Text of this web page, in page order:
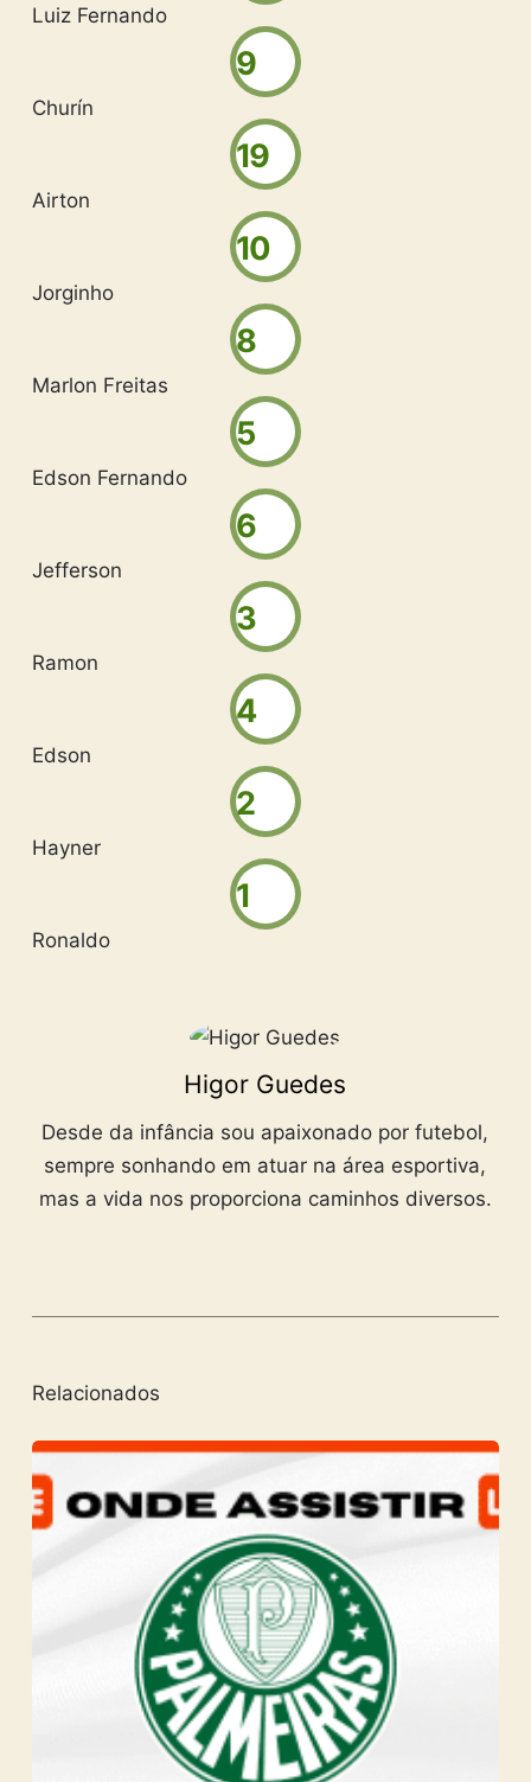
Luiz Fernando
9
Churín
19
Airton
10
Jorginho
8
Marlon Freitas
5
Edson Fernando
6
Jefferson
3
Ramon
4
Edson
2
Hayner
1
Ronaldo
Higor Guedes
Desde da infância sou apaixonado por futebol,
sempre sonhando em atuar na área esportiva,
mas a vida nos proporciona caminhos diversos.
Relacionados